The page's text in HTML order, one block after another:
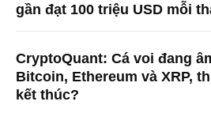
gần đạt 100 triệu USD mỗi
CryptoQuant: Cá voi đang
Bitcoin, Ethereum và XRP,
kết thúc?